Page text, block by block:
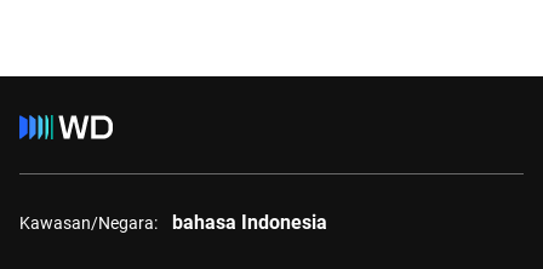
Kawasan/Negara: bahasa Indonesia